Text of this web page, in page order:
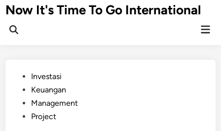
Skip
to
content
Now It's Time To Go International
PostedInvestasi
Keuangan
Management
Project